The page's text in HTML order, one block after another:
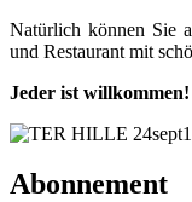
Natürlich können Sie
und Restaurant mit
Jeder ist willkommen!
Abonnement